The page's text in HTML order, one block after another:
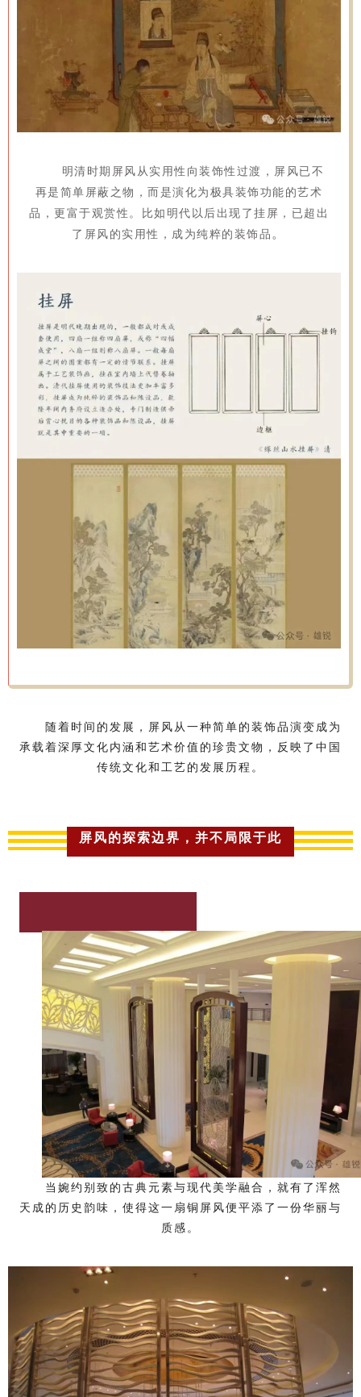
明清时期屏风从实用性向装饰性过渡，屏风已不
再是简单屏蔽之物，而是演化为极具装饰功能的艺术
品，更富于观赏性。比如明代以后出现了挂屏，已超出
了屏风的实用性，成为纯粹的装饰品 。
随着时间的发展，屏风从一种简单的装饰品演变成为
承载着深厚文化内涵和艺术价值的珍贵文物，反映了中国
传统文化和工艺的发展历程。
屏风的探索边界，并不局限于此
当婉约别致的古典元素与现代美学融合，就有了浑然
天成的历史韵味，使得这一扇铜屏风便平添了一份华丽与
质感。